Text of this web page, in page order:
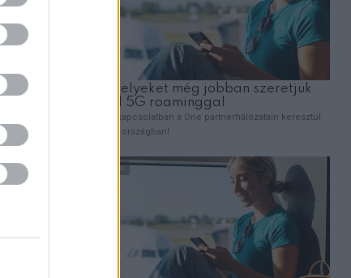
A stroke figyelmeztető jelei, amelyeket